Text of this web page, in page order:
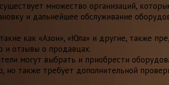
множество организаций,
и дальнейшее обслуживание
как «Азон», «Юла» и другие, также
и отзывы о продавцах.
могут выбрать и приобрести
но также требует дополнительной